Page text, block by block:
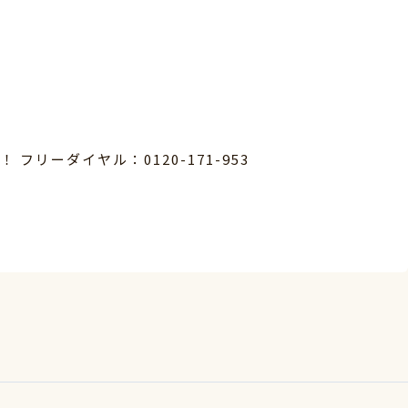
フリーダイヤル：0120-171-953